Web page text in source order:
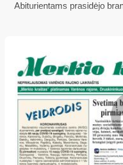
Abiturientams prasidėjo